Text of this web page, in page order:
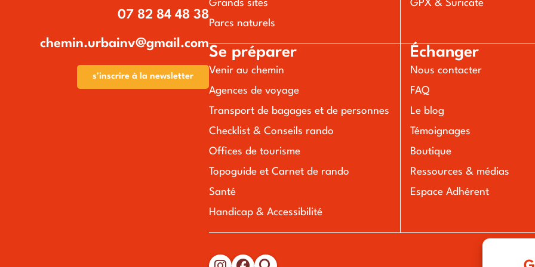
07 82 84 48 38
chemin.urbainv@gmail.com
s'inscrire à la newsletter
Grands sites
Parcs naturels
GPX & Suricate
Se préparer
Venir au chemin
Agences de voyage
Transport de bagages et de personnes
Checklist & Conseils rando
Offices de tourisme
Topoguide et Carnet de rando
Santé
Handicap & Accessibilité
Échanger
Nous contacter
FAQ
Le blog
Témoignages
Boutique
Ressources & médias
Espace Adhérent